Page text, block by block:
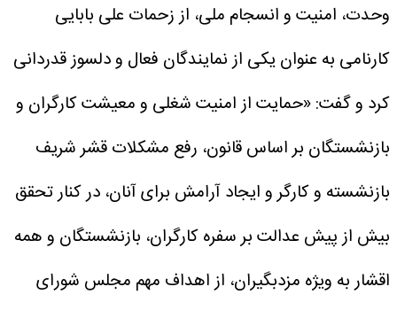
وحدت، امنیت و انسجام ملی، از زحمات علی بابایی
کارنامی به عنوان یکی از نمایندگان فعال و دلسوز قدردانی
کرد و گفت:«حمایت از امنیت شغلی و معیشت کارگران و
بازنشستگان بر اساس قانون، رفع مشکلات قشر شریف
بازنشسته و کارگر و ایجاد آرامش برای آنان، در کنار تحقق
بیش از پیش عدالت بر سفره کارگران، بازنشستگان و همه
اقشار به ویژه مزدبگیران، از اهداف مهم مجلس شورای